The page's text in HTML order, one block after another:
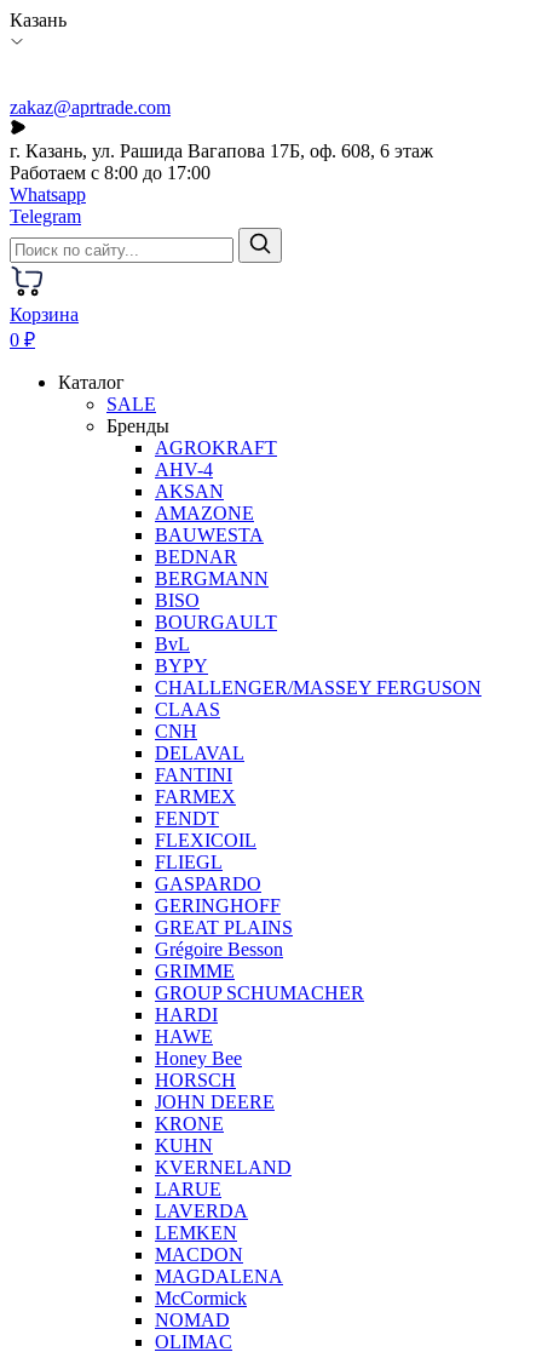
Казань
zakaz@aprtrade.com
г. Казань, ул. Рашида Вагапова 17Б, оф. 608, 6 этаж
Работаем с 8:00 до 17:00
Whatsapp
Telegram
Корзина
0 ₽
Каталог
SALE
Бренды
AGROKRAFT
AHV-4
AKSAN
AMAZONE
BAUWESTA
BEDNAR
BERGMANN
BISO
BOURGAULT
BvL
BYPY
CHALLENGER/MASSEY FERGUSON
CLAAS
CNH
DELAVAL
FANTINI
FARMEX
FENDT
FLEXICOIL
FLIEGL
GASPARDO
GERINGHOFF
GREAT PLAINS
Grégoire Besson
GRIMME
GROUP SCHUMACHER
HARDI
HAWE
Honey Bee
HORSCH
JOHN DEERE
KRONE
KUHN
KVERNELAND
LARUE
LAVERDA
LEMKEN
MACDON
MAGDALENA
McCormick
NOMAD
OLIMAC